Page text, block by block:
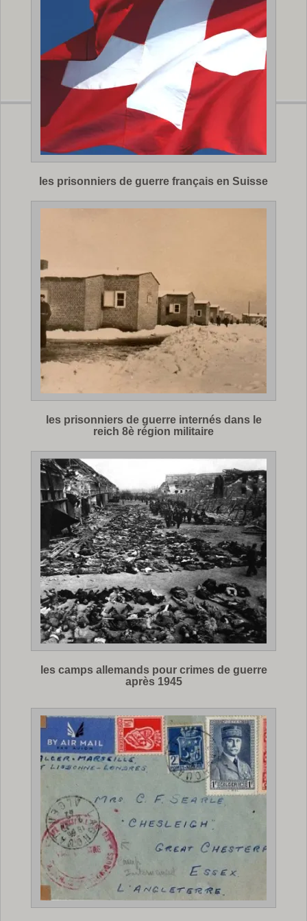
les prisonniers de guerre français en Suisse
les prisonniers de guerre internés dans le
reich 8è région militaire
les camps allemands pour crimes de guerre
après 1945